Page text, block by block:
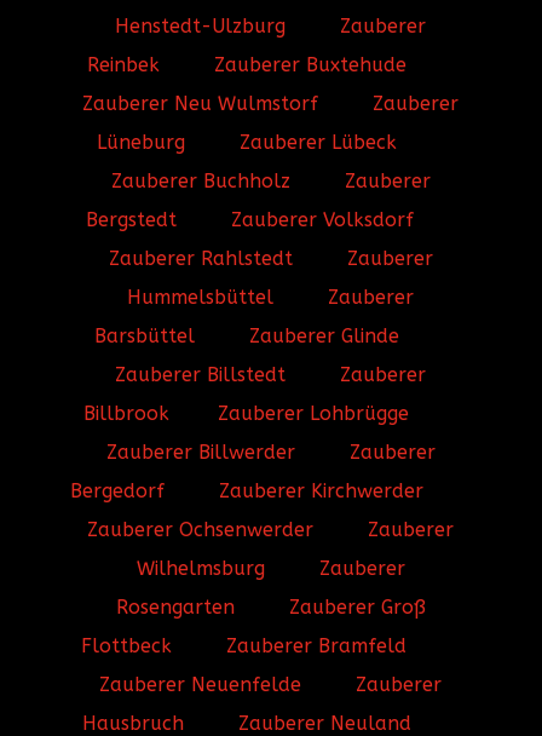
Henstedt-Ulzburg
Zauberer
Reinbek
Zauberer Buxtehude
Zauberer Neu Wulmstorf
Zauberer
Lüneburg
Zauberer Lübeck
Zauberer Buchholz
Zauberer
Bergstedt
Zauberer Volksdorf
Zauberer Rahlstedt
Zauberer
Hummelsbüttel
Zauberer
Barsbüttel
Zauberer Glinde
Zauberer Billstedt
Zauberer
Billbrook
Zauberer Lohbrügge
Zauberer Billwerder
Zauberer
Bergedorf
Zauberer Kirchwerder
Zauberer Ochsenwerder
Zauberer
Wilhelmsburg
Zauberer
Rosengarten
Zauberer Groß
Flottbeck
Zauberer Bramfeld
Zauberer Neuenfelde
Zauberer
Hausbruch
Zauberer Neuland